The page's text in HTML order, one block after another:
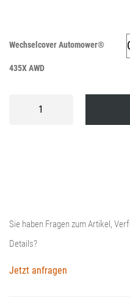
Wechselcover Automower®
435X AWD
Automower®
Sie haben Fragen zum Artikel,
Details?
Jetzt anfragen